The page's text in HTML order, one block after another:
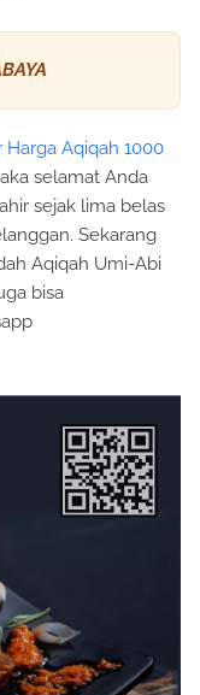
Harga Aqiqah 1000
selamat Anda
sejak lima belas
Sekarang
Aqiqah Umi-Abi
bisa